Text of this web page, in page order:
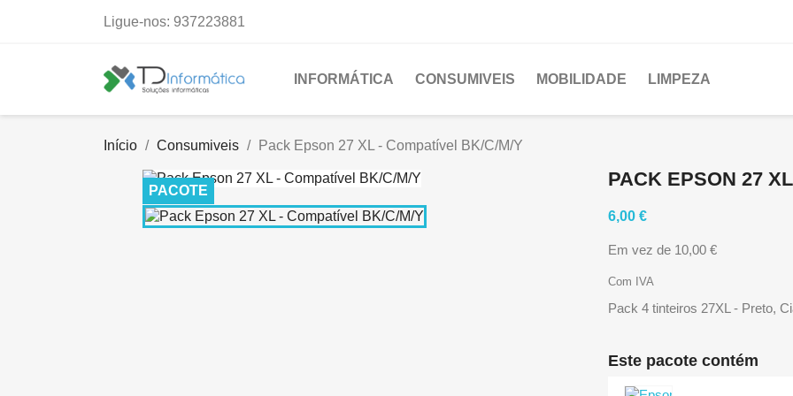
Ligue-nos: 937223881
INFORMÁTICA CONSUMIVEIS MOBILIDADE LIMPEZA
Início Consumiveis Pack Epson 27 XL - Compatível BK/C/M/Y
PACOTE
PACK EPSON 27
6,00 €
Em vez de 10,00 €
Com IVA
Pack 4 tinteiros 27XL - Preto,
Este pacote contém